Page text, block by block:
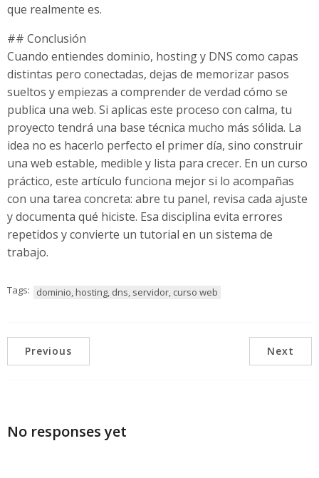
que realmente es.
## Conclusión
Cuando entiendes dominio, hosting y DNS como capas
distintas pero conectadas, dejas de memorizar pasos
sueltos y empiezas a comprender de verdad cómo se
publica una web. Si aplicas este proceso con calma, tu
proyecto tendrá una base técnica mucho más sólida. La
idea no es hacerlo perfecto el primer día, sino construir
una web estable, medible y lista para crecer. En un curso
práctico, este artículo funciona mejor si lo acompañas
con una tarea concreta: abre tu panel, revisa cada ajuste
y documenta qué hiciste. Esa disciplina evita errores
repetidos y convierte un tutorial en un sistema de
trabajo.
Tags: dominio, hosting, dns, servidor, curso web
Previous Next
No responses yet